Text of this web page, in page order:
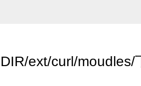
ext/curl/moudles/